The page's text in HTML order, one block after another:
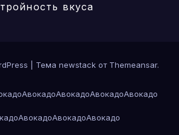
вкуса
Тема newstack от Themeansar.
АвокадоАвокадоАвокадоАвокадо
АвокадоАвокадоАвокадо